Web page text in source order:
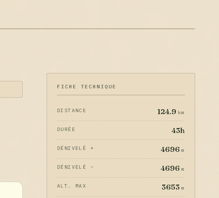
FICHE TECHNIQUE
DISTANCE 124.9 km
DURÉE 43h
DÉNIVELÉ + 4696 m
DÉNIVELÉ − 4696 m
ALT. MAX 3653 m